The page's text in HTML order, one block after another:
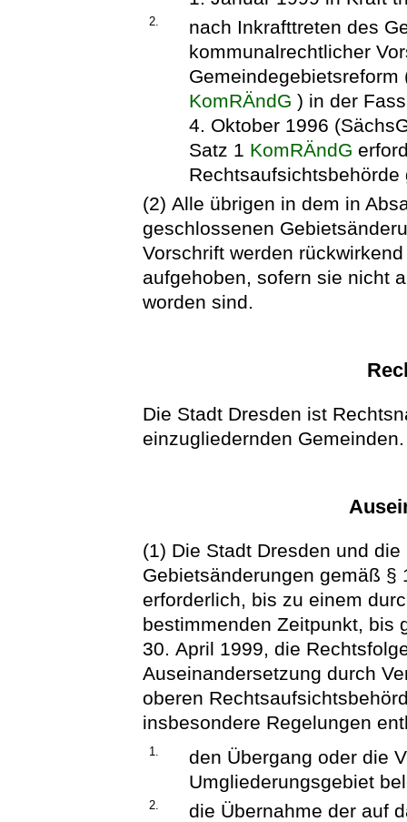
2.
nach Inkrafttreten des
kommunalrechtlicher
KomRÄndG ) in der
4. Oktober 1996
Satz 1 KomRÄndG
(2) Alle übrigen in dem in
geschlossenen
Vorschrift werden
aufgehoben, sofern sie nicht
worden sind.
Die Stadt Dresden ist
einzugliedernden Gemeinden.
(1) Die Stadt Dresden und
Gebietsänderungen gemäß
erforderlich, bis zu einem
bestimmenden Zeitpunkt, bis
30. April 1999, die
Auseinandersetzung durch
oberen
insbesondere Regelungen
1.
den Übergang oder die
Umgliederungsgebiet
2.
die Übernahme der auf